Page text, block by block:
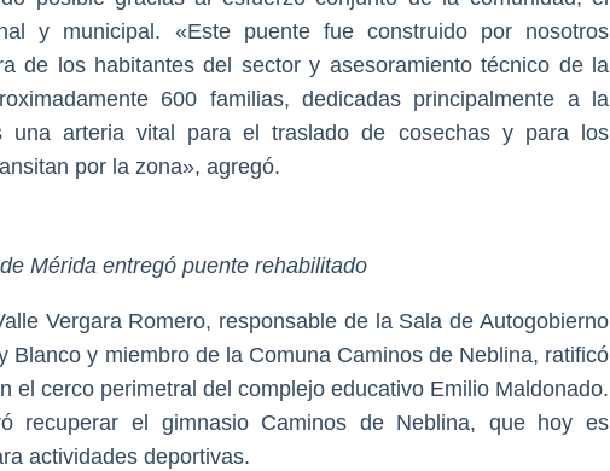
y municipal. «Este puente fue construido por nosotros
de los habitantes del sector y asesoramiento técnico de la
600 familias, dedicadas principalmente a la
una arteria vital para el traslado de cosechas y para los
por la zona», agregó.
Mérida entregó puente rehabilitado
Vergara Romero, responsable de la Sala de Autogobierno
Blanco y miembro de la Comuna Caminos de Neblina, ratificó
el cerco perimetral del complejo educativo Emilio Maldonado.
recuperar el gimnasio Caminos de Neblina, que hoy es
actividades deportivas.